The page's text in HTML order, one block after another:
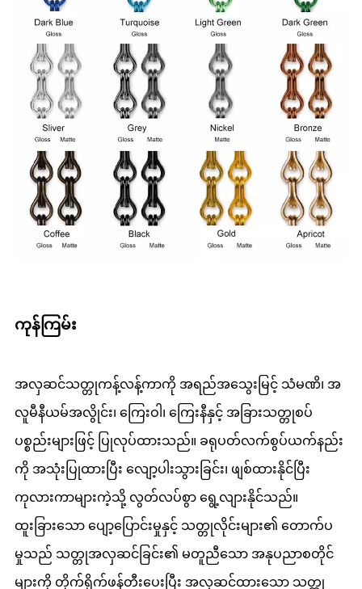
ကုန်ကြမ်း
အလှဆင်သတ္တုကန့်လန့်ကာကို အရည်အသွေးမြင့် သံမဏိ၊ အ
လူမီနီယမ်အလွိုင်း၊ ကြေးဝါ၊ ကြေးနီနှင့် အခြားသတ္တုစပ်
ပစ္စည်းများဖြင့် ပြုလုပ်ထားသည်။ ခရုပတ်လက်စွပ်ယက်နည်း
ကို အသုံးပြုထားပြီး လျော့ပါးသွားခြင်း၊ ဖျစ်ထားနိုင်ပြီး
ကုလားကာများကဲ့သို့ လွတ်လပ်စွာ ရွေ့လျားနိုင်သည်။
ထူးခြားသော ပျော့ပြောင်းမှုနှင့် သတ္တုလိုင်းများ၏ တောက်ပ
မှုသည် သတ္တုအလှဆင်ခြင်း၏ မတူညီသော အနုပညာစတိုင်
များကို တိုက်ရိုက်ဖန်တီးပေးပြီး အလှဆင်ထားသော သတ္တု